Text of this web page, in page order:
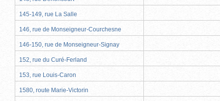
145-149, rue La Salle
146, rue de Monseigneur-Courchesne
146-150, rue de Monseigneur-Signay
152, rue du Curé-Ferland
153, rue Louis-Caron
1580, route Marie-Victorin